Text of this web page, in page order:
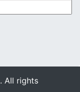
. All rights